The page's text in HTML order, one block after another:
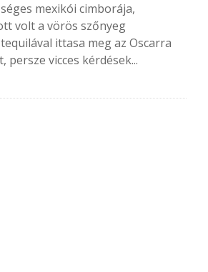
mexikói cimborája,
volt a vörös szőnyeg
ittasa meg az Oscarra
vicces kérdések...